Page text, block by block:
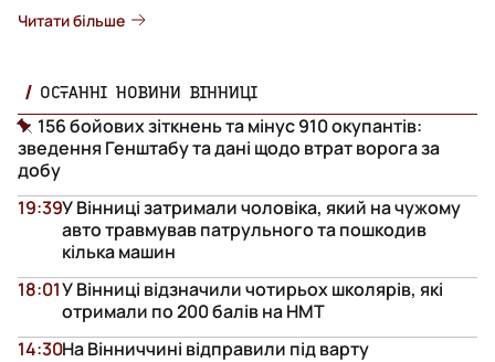
Читати більше
ОСТАННІ НОВИНИ ВІННИЦІ
156 бойових зіткнень та мінус 910 окупантів:
зведення Генштабу та дані щодо втрат ворога за
добу
У Вінниці затримали чоловіка, який на чужому
авто травмував патрульного та пошкодив
кілька машин
19:39
У Вінниці відзначили чотирьох школярів, які
отримали по 200 балів на НМТ
18:01
На Вінниччині відправили під варту
14:30